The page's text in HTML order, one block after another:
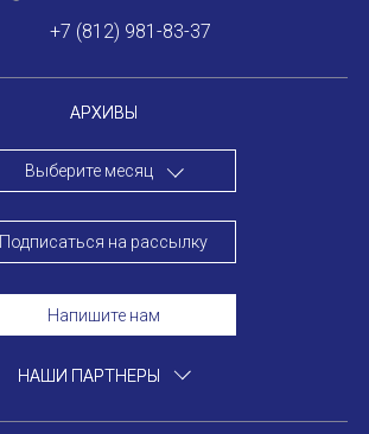
АРХИВЫ
Выберите месяц
Подписаться на рассылку
Напишите нам
+7 (812) 981-83-37
НАШИ ПАРТНЕРЫ